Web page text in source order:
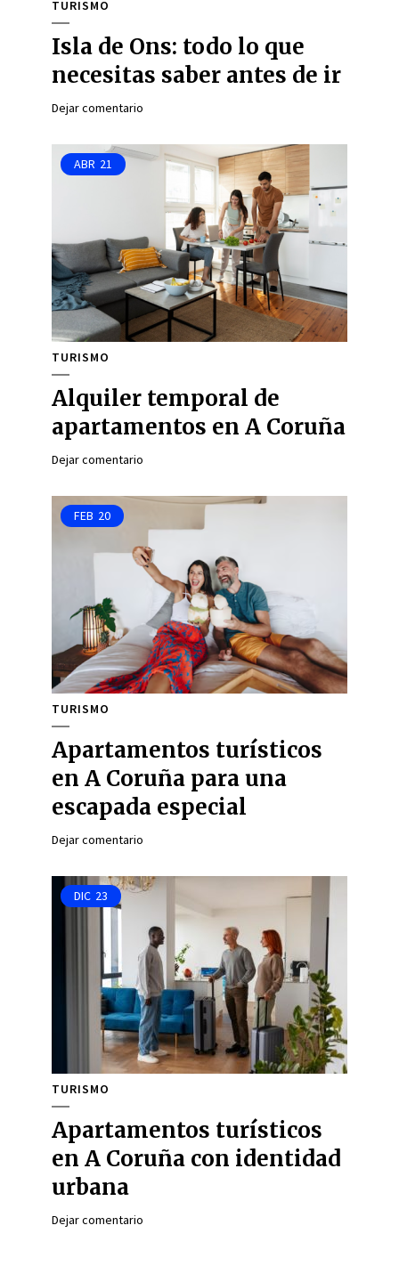
TURISMO
Isla de Ons: todo lo que
necesitas saber antes de ir
Dejar comentario
ABR 21
TURISMO
Alquiler temporal de
apartamentos en A Coruña
Dejar comentario
FEB 20
TURISMO
Apartamentos turísticos
en A Coruña para una
escapada especial
Dejar comentario
DIC 23
TURISMO
Apartamentos turísticos
en A Coruña con identidad
urbana
Dejar comentario